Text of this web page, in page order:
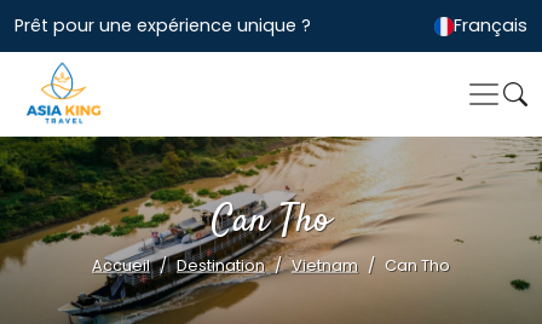
Prêt pour une expérience unique ? Français
Can Tho
Accueil Destination Vietnam Can Tho